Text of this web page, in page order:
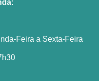
Feira a Sexta-Feira